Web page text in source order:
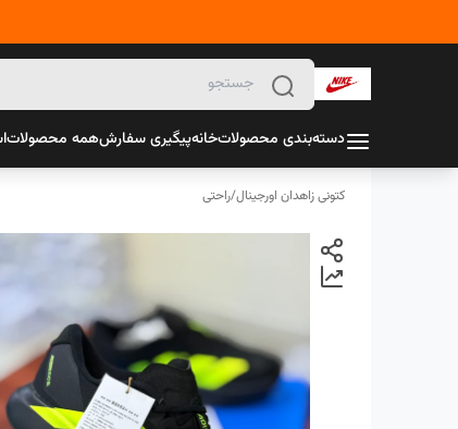
دسته‌بندی محصولاتخانهپیگیری سفارشهمه محصولات
کتونی زاهدان اورجینال/راحتی